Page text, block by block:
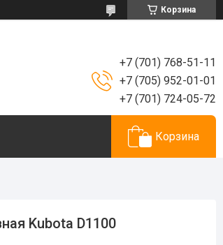
Корзина
+7 (701) 768-51-11
+7 (705) 952-01-01
+7 (701) 724-05-72
Корзина
Kubota D1100